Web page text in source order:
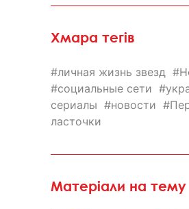
Хмара тегів
личная жизнь звезд
социальные сети
сериалы
новости
ласточки
Матеріали на тему